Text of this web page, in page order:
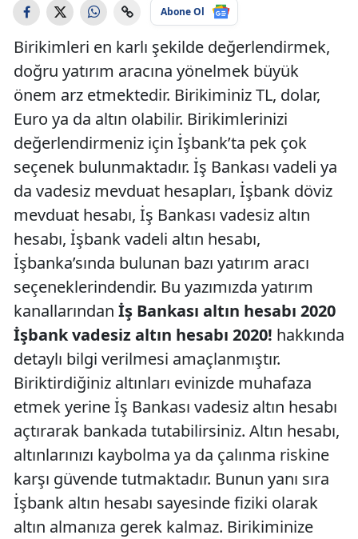
Abone Ol
Birikimleri en karlı şekilde değerlendirmek,
doğru yatırım aracına yönelmek büyük
önem arz etmektedir. Birikiminiz TL, dolar,
Euro ya da altın olabilir. Birikimlerinizi
değerlendirmeniz için İşbank’ta pek çok
seçenek bulunmaktadır. İş Bankası vadeli ya
da vadesiz mevduat hesapları, İşbank döviz
mevduat hesabı, İş Bankası vadesiz altın
hesabı, İşbank vadeli altın hesabı,
İşbanka’sında bulunan bazı yatırım aracı
seçeneklerindendir. Bu yazımızda yatırım
kanallarından İş Bankası altın hesabı 2020
İşbank vadesiz altın hesabı 2020! hakkında
detaylı bilgi verilmesi amaçlanmıştır.
Biriktirdiğiniz altınları evinizde muhafaza
etmek yerine İş Bankası vadesiz altın hesabı
açtırarak bankada tutabilirsiniz. Altın hesabı,
altınlarınızı kaybolma ya da çalınma riskine
karşı güvende tutmaktadır. Bunun yanı sıra
İşbank altın hesabı sayesinde fiziki olarak
altın almanıza gerek kalmaz. Birikiminize